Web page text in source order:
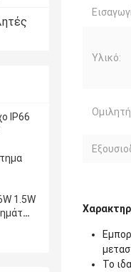
IP66
1.5W
Υλικό:
Το